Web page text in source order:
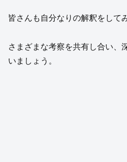
皆さんも自分なりの解釈をして
さまざまな考察を共有し合い、
いましょう。